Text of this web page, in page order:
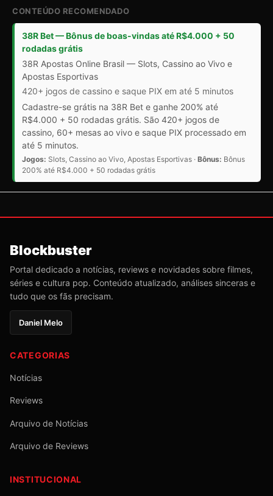
CONTEÚDO RECOMENDADO
38R Bet — Bônus de boas-vindas até R$4.000 + 50
rodadas grátis
38R Apostas Online Brasil — Slots, Cassino ao Vivo e
Apostas Esportivas
420+ jogos de cassino e saque PIX em até 5 minutos
Cadastre-se grátis na 38R Bet e ganhe 200% até
R$4.000 + 50 rodadas grátis. São 420+ jogos de
cassino, 60+ mesas ao vivo e saque PIX processado em
até 5 minutos.
Jogos: Slots, Cassino ao Vivo, Apostas Esportivas · Bônus: Bônus
200% até R$4.000 + 50 rodadas grátis
Blockbuster
Portal dedicado a notícias, reviews e novidades sobre filmes,
séries e cultura pop. Conteúdo atualizado, análises sinceras e
tudo que os fãs precisam.
Daniel Melo
CATEGORIAS
Notícias
Reviews
Arquivo de Notícias
Arquivo de Reviews
INSTITUCIONAL